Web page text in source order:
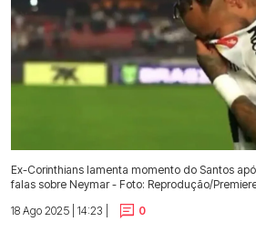
Ex-Corinthians lamenta momento do Santos
falas sobre Neymar - Foto: Reprodução/
18 Ago 2025 | 14:23 |
0